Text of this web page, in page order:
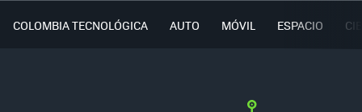
COLOMBIA TECNOLÓGICA AUTO MÓVIL ESPACIO